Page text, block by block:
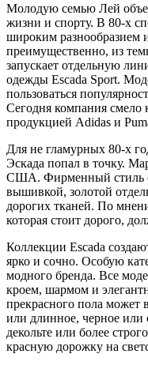
Молодую семью Лей
жизни и спорту. В 80-х
широким разнообразием
преимущественно, из
запускает отдельную
одежды Escada Sport.
пользоваться
Сегодня компания смело
продукцией Adidas и
Для не гламурных 80-х
Эскада попал в точку.
США. Фирменный стиль
вышивкой, золотой
дорогих тканей. По
которая стоит дорого,
Коллекции Escada
ярко и сочно. Особую
модного бренда. Все
кроем, шармом и
прекрасного пола может
или длинное, черное или
декольте или более
красную дорожку на